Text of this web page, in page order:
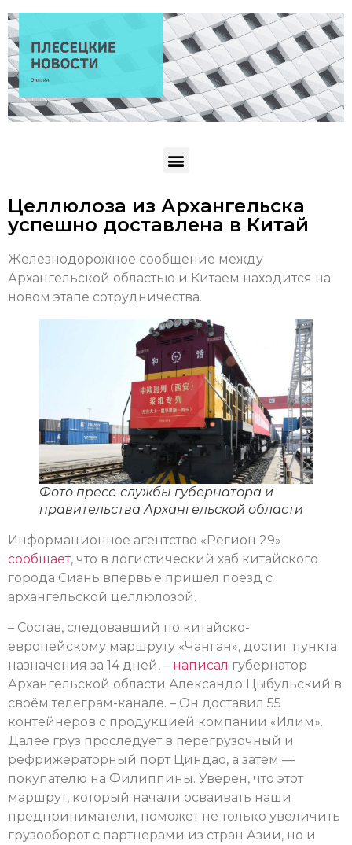
Целлюлоза из Архангельска
успешно доставлена в Китай
Железнодорожное сообщение между
Архангельской областью и Китаем находится на
новом этапе сотрудничества.
Фото пресс-службы губернатора и
правительства Архангельской области
Информационное агентство «Регион 29»
сообщает, что в логистический хаб китайского
города Сиань впервые пришел поезд с
архангельской целлюлозой.
– Состав, следовавший по китайско-
европейскому маршруту «Чанган», достиг пункта
назначения за 14 дней, – написал губернатор
Архангельской области Александр Цыбульский в
своём телеграм-канале. – Он доставил 55
контейнеров с продукцией компании «Илим».
Далее груз проследует в перегрузочный и
рефрижераторный порт Циндао, а затем —
покупателю на Филиппины. Уверен, что этот
маршрут, который начали осваивать наши
предприниматели, поможет не только увеличить
грузооборот с партнерами из стран Азии, но и